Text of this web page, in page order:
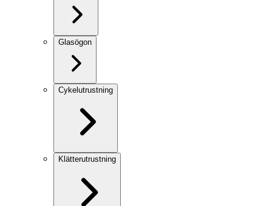
Glasögon
Cykelutrustning
Klätterutrustning